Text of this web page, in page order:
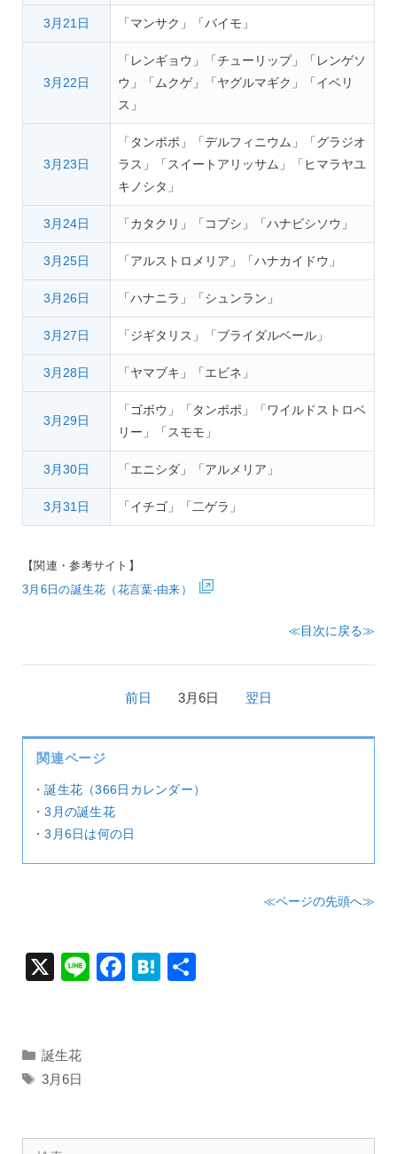
3月21日 「マンサク」「バイモ」
3月22日
「レンギョウ」「チューリップ」「レンゲソ
ウ」「ムクゲ」「ヤグルマギク」「イベリ
ス」
3月23日
「タンポポ」「デルフィニウム」「グラジオ
ラス」「スイートアリッサム」「ヒマラヤユ
キノシタ」
3月24日 「カタクリ」「コブシ」「ハナビシソウ」
3月25日 「アルストロメリア」「ハナカイドウ」
3月26日 「ハナニラ」「シュンラン」
3月27日 「ジギタリス」「ブライダルベール」
3月28日 「ヤマブキ」「エビネ」
3月29日
「ゴボウ」「タンポポ」「ワイルドストロベ
リー」「スモモ」
3月30日 「エニシダ」「アルメリア」
3月31日 「イチゴ」「二ゲラ」
【関連・参考サイト】
3月6日の誕生花（花言葉-由来）
≪目次に戻る≫
前日 3月6日 翌日
関連ページ
・誕生花（366日カレンダー）
・3月の誕生花
・3月6日は何の日
≪ページの先頭へ≫
X
Li
F
o
H
カ
テ
ゴ
誕生花
タ
3月6日